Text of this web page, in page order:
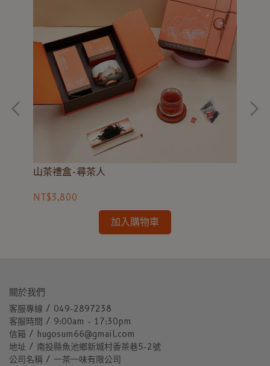
山茶禮盒-尋茶人
NT$3,800
加入購物車
關於我們
客服專線 / 049-2897238
客服時間 / 9:00am - 17:30pm
信箱 / hugosum66@gmail.com
地址 / 南投縣魚池鄉新城村香茶巷5-2號
公司名稱 / 一茶一味有限公司